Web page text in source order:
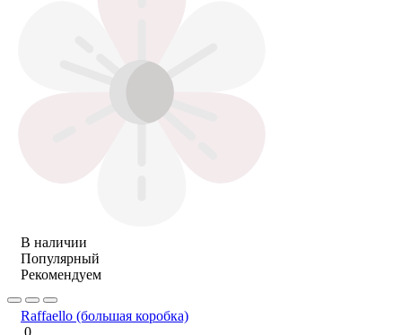
В наличии
Популярный
Рекомендуем
Raffaello (большая коробка)
0